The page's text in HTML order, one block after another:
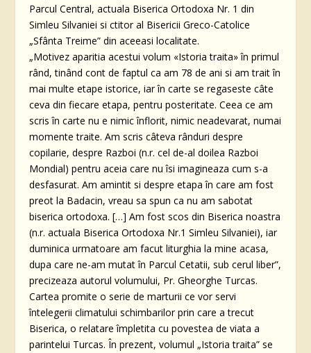
Parcul Central, actuala Biserica Ortodoxa Nr. 1 din
Simleu Silvaniei si ctitor al Bisericii Greco-Catolice
„Sfânta Treime” din aceeasi localitate.
„Motivez aparitia acestui volum «Istoria traita» în primul
rând, tinând cont de faptul ca am 78 de ani si am trait în
mai multe etape istorice, iar în carte se regaseste câte
ceva din fiecare etapa, pentru posteritate. Ceea ce am
scris în carte nu e nimic înflorit, nimic neadevarat, numai
momente traite. Am scris câteva rânduri despre
copilarie, despre Razboi (n.r. cel de-al doilea Razboi
Mondial) pentru aceia care nu îsi imagineaza cum s-a
desfasurat. Am amintit si despre etapa în care am fost
preot la Badacin, vreau sa spun ca nu am sabotat
biserica ortodoxa. […] Am fost scos din Biserica noastra
(n.r. actuala Biserica Ortodoxa Nr.1 Simleu Silvaniei), iar
duminica urmatoare am facut liturghia la mine acasa,
dupa care ne-am mutat în Parcul Cetatii, sub cerul liber”,
precizeaza autorul volumului, Pr. Gheorghe Turcas.
Cartea promite o serie de marturii ce vor servi
întelegerii climatului schimbarilor prin care a trecut
Biserica, o relatare împletita cu povestea de viata a
parintelui Turcas. În prezent, volumul „Istoria traita” se